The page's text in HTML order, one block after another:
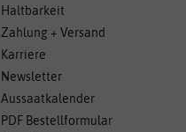
Haltbarkeit
Zahlung + Versand
Karriere
Newsletter
Aussaatkalender
PDF Bestellformular